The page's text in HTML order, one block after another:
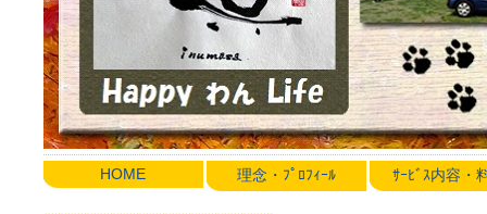
HOME 理念・ﾌﾟﾛﾌｨｰﾙ ｻｰﾋﾞｽ内容・